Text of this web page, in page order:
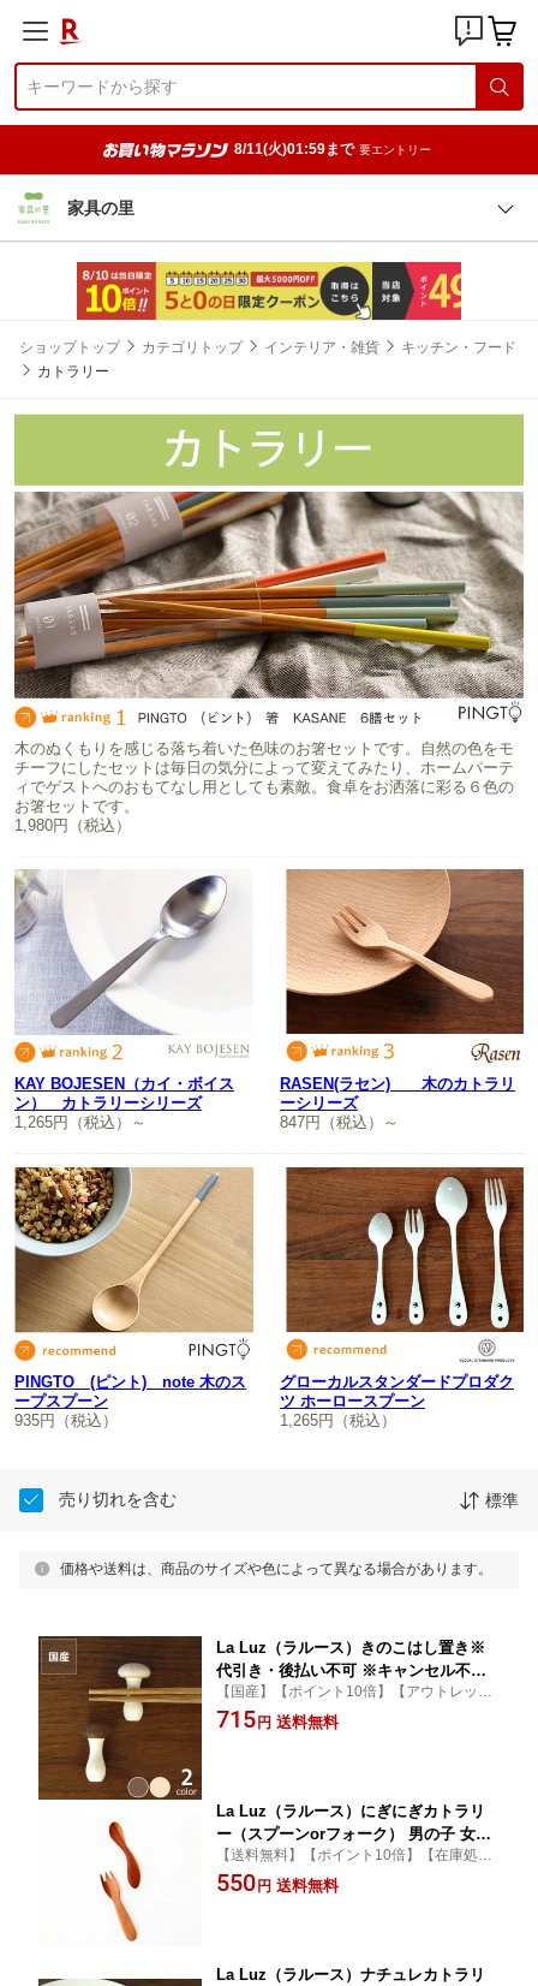
8/11(火)01:59まで 要エントリー
家具の里
ショップトップ カテゴリトップ インテリア・雑貨
キッチン・フード
カトラリー
木のぬくもりを感じる落ち着いた色味のお箸セットです。自然の色をモ
チーフにしたセットは毎日の気分によって変えてみたり、ホームパーテ
ィでゲストへのおもてなし用としても素敵。食卓をお洒落に彩る６色の
お箸セットです。
1,980円（税込）
KAY BOJESEN（カイ・ボイス
ン） カトラリーシリーズ
RASEN(ラセン) 木のカトラリ
ーシリーズ
1,265円（税込）～
847円（税込）～
PINGTO (ピント) note 木のス
ープスプーン
グローカルスタンダードプロダク
ツ ホーロースプーン
935円（税込）
1,265円（税込）
売り切れを含む 標準
価格や送料は、商品のサイズや色によって異なる場合があります。
La Luz（ラルース）きのこはし置き※
代引き・後払い不可 ※キャンセル不可
キッチングッズ ギフト 贈り物 プレゼン
ト キッチン雑貨 台所用品 キッチン用品
【国産】【ポイント10倍】【アウトレッ
ト】【在庫処分】まるで本物みたい！コロ
ンとした形が可愛いはし置き
715 円 送料無料
La Luz（ラルース）にぎにぎカトラリ
ー（スプーンorフォーク） 男の子 女の
子 1歳 2歳 3歳 1才 2才 3才※代引き・後
払い不可 ※キャンセル不可 ベビースプ
【送料無料】【ポイント10倍】【在庫処
分】【アウトレット】小さなお子さんも握
りやすい柔らかい形が可愛らしいカトラリ
550 円 送料無料
La Luz（ラルース）ナチュレカトラリ